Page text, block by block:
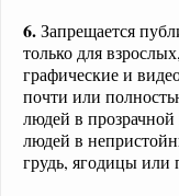
6.Запрещается
только для
графические и
почти или
людей в
людей в
грудь, ягодицы